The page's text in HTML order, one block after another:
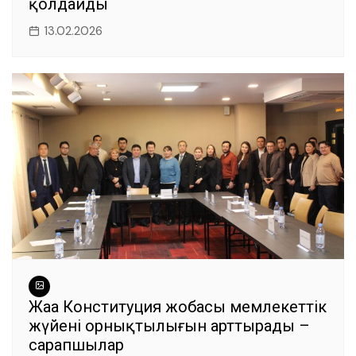
13.02.2026
Жаңа Конституция жобасы мемлекеттік
жүйенің орнықтылығын арттырады –
сарапшылар